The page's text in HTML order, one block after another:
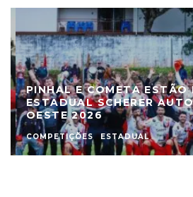
PINHAL E COMETA ESTÃO
ESTADUAL SCHERER
OESTE 2026
COMPETIÇÕES ESTADUAL